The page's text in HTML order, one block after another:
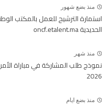
منذ بضع شهور
استمارة الترشيح للعمل بالمكتب
الحديدية oncf.etalent.ma
منذ شهر
نموذج طلب المشاركة في مباراة
2026
منذ بضع ايام